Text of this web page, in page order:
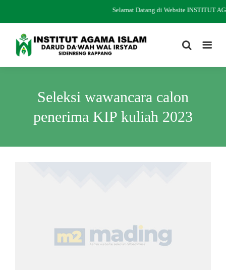
Selamat Datang di Website INSTITUT
Seleksi wawancara calon
penerima KIP kuliah 2023